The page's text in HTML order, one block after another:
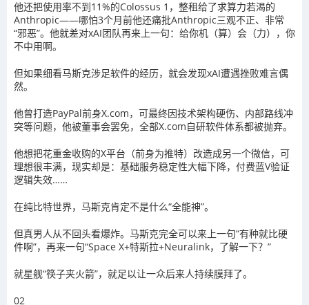
他还把使用率不到11%的Colossus 1，整租给了求算力若渴的
Anthropic——哪怕3个月前他还痛批Anthropic三观不正、非常
“邪恶”。他就差对xAI团队再来上一句：给你机（算）会（力），你
不中用啊。
但如果细看马斯克涉足软件的经历，就会发现xAI遭遇挫败难言偶
然。
他曾打造PayPal前身X.com，可最终因技术架构硬伤、内部路线冲
突等问题，他被董事会罢免，全部X.com自研软件体系都被抛弃。
他想把花重金收购的X平台（前身为推特）改造成另一个微信，可
理想很丰满，现实却是：基础服务稳定性大幅下降，付费蓝V验证
逻辑失效……
在纯比特世界，马斯克肯定不是什么“全能神”。
但真男人从不回头看爆炸。马斯克完全可以来上一句“有种就比硬
件啊”，再来一句“Space X+特斯拉+Neuralink，了解一下？”
就星舰“筷子夹火箭”，就足以让一众后来人持续膜拜了。
02